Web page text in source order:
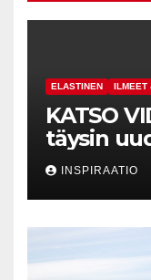
ELASTINEN
KATSO
täysin
johdon
INSPIRAATIO